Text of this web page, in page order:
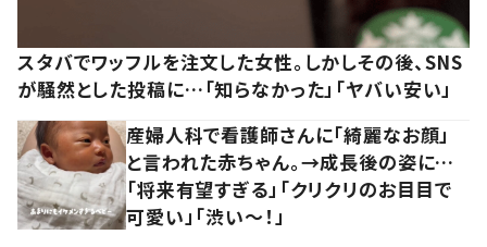
スタバでワッフルを注文した女性。しかしその後、SNS
が騒然とした投稿に…「知らなかった」「ヤバい安い」
産婦人科で看護師さんに「綺麗なお顔」
と言われた赤ちゃん。→成長後の姿に…
「将来有望すぎる」「クリクリのお目目で
可愛い」「渋い～！」